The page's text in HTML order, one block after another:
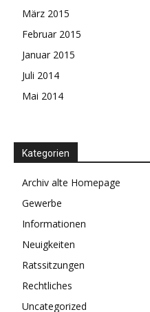
März 2015
Februar 2015
Januar 2015
Juli 2014
Mai 2014
Kategorien
Archiv alte Homepage
Gewerbe
Informationen
Neuigkeiten
Ratssitzungen
Rechtliches
Uncategorized